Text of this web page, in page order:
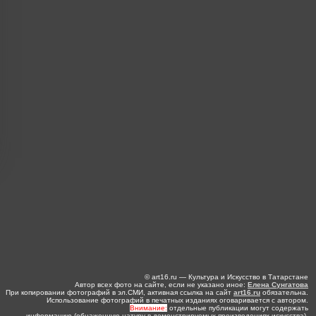
© art16.ru — Культура и Искусство в Татарстане
Автор всех фото на сайте, если не указано иное: Елена Сунгатова
При копировании фотографий в эл.СМИ, активная ссылка на сайт art16.ru обязательна.
Использование фотографий в печатных изданиях оговаривается с автором.
Внимание: отдельные публикации могут содержать